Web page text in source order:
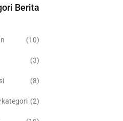
Berita
(10)
(3)
(8)
(2)